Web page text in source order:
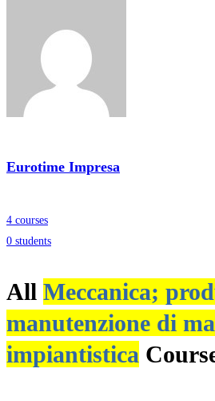
Eurotime Impresa
4 courses
0 students
All Meccanica;
manutenzione di
impiantistica